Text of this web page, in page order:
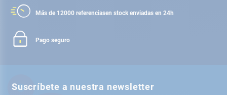
Más de 12000 referenciasen stock enviadas en 24h
Pago seguro
Suscríbete a nuestra newsletter